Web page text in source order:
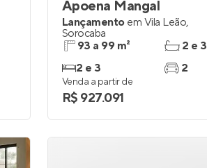
Apoena Mangal
Lançamento em Vila Leão,
Sorocaba
93 a 99 m²
2 e 3
2 e 3
2
Venda a partir de
R$ 927.091